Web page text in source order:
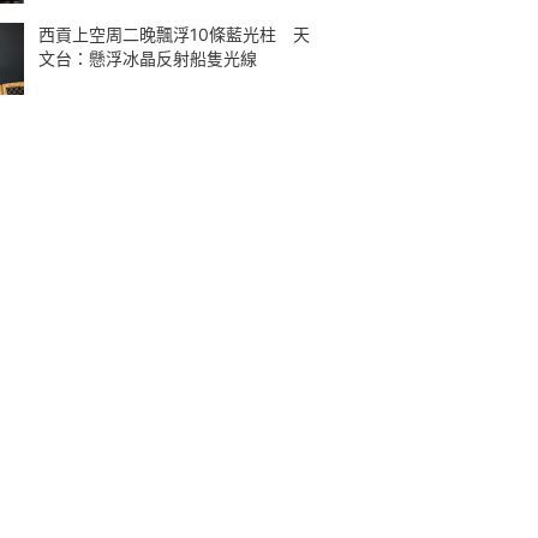
西貢上空周二晚飄浮10條藍光柱 天
文台：懸浮冰晶反射船隻光線